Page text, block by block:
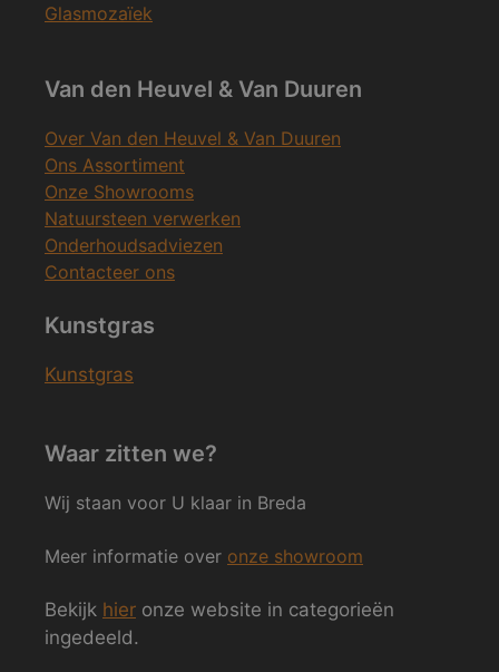
Glasmozaïek
Van den Heuvel & Van Duuren
Over Van den Heuvel & Van Duuren
Ons Assortiment
Onze Showrooms
Natuursteen verwerken
Onderhoudsadviezen
Contacteer ons
Kunstgras
Kunstgras
Waar zitten we?
Wij staan voor U klaar in Breda
Meer informatie over onze showroom
Bekijk hier onze website in categorieën
ingedeeld.